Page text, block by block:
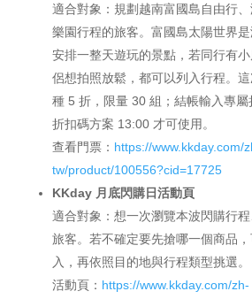
適合對象：規劃越南富國島自由行
樂園行程的旅客。富國島太陽世界
安排一整天遊玩的景點，若同行有
侶想拍照放鬆，都可以列入行程。
種 5 折，限量 30 組；結帳輸入專屬
折扣碼方案 13:00 才可使用。
查看門票： https://www.kkday.com/
tw/product/100556?cid=17725
KKday 月底閃購日活動頁
適合對象：想一次瀏覽本波閃購行
旅客。若不確定要先搶哪一個商品
入，再依照目的地與行程類型挑選。
活動頁： https://www.kkday.com/zh-